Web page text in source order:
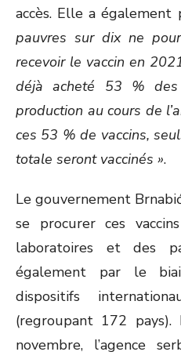
accès. Elle a également
pauvres sur dix ne
recevoir le vaccin en
déjà acheté 53 %
production au cours de
ces 53 % de vaccins,
totale seront vaccinés ».
Le gouvernement
se procurer ces
laboratoires et des
également par le
dispositifs
(regroupant 172
novembre, l’agence